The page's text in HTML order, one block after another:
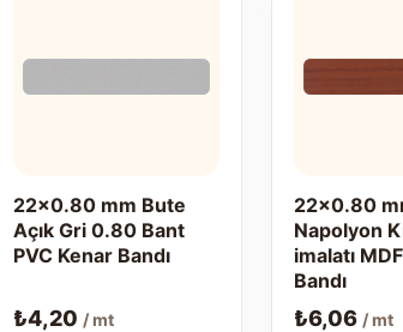
22x0.80 mm Bute
Açık Gri 0.80 Bant
PVC Kenar Bandı
₺4,20 / mt
22x0.80
Napolyon
imalatı
Bandı
₺6,06 / mt